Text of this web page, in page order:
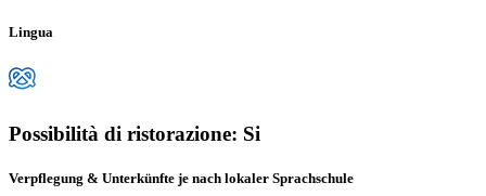
Lingua
Possibilità di ristorazione: Si
Verpflegung & Unterkünfte je nach lokaler Sprachschule